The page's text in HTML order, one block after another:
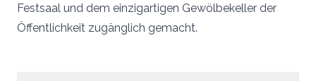
Festsaal und dem einzigartigen Gewölbekeller der
Öffentlichkeit zugänglich gemacht.